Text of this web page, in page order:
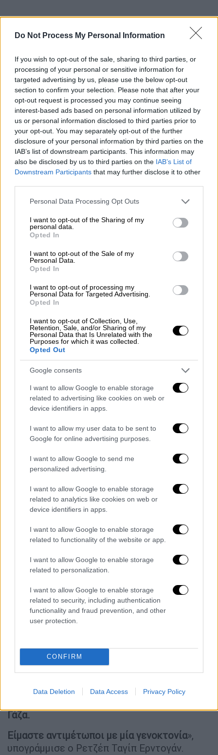
Do Not Process My Personal Information
If you wish to opt-out of the sale, sharing to third parties, or
processing of your personal or sensitive information for
targeted advertising by us, please use the below opt-out
section to confirm your selection. Please note that after your
opt-out request is processed you may continue seeing
interest-based ads based on personal information utilized by
us or personal information disclosed to third parties prior to
your opt-out. You may separately opt-out of the further
disclosure of your personal information by third parties on the
IAB’s list of downstream participants. This information may
also be disclosed by us to third parties on the IAB’s List of
Downstream Participants that may further disclose it to other
Please note that this website/app uses one or more Google
not limited to your visit or usage behaviour. You may click to
grant or deny consent to Google and its third-party tags to
use your data for below specified purposes in below Google
consent section.
Personal Data Processing Opt Outs
I want to opt-out of the Sharing of my
personal data.
Opted In
I want to opt-out of the Sale of my
Personal Data.
Opted In
I want to opt-out of processing my
Personal Data for Targeted Advertising.
Opted In
I want to opt-out of Collection, Use,
Retention, Sale, and/or Sharing of my
Personal Data that Is Unrelated with the
Purposes for which it was collected.
Opted Out
Google consents
I want to allow Google to enable storage
related to advertising like cookies on web or
device identifiers in apps.
I want to allow my user data to be sent to
Google for online advertising purposes.
I want to allow Google to send me
personalized advertising.
I want to allow Google to enable storage
related to analytics like cookies on web or
device identifiers in apps.
I want to allow Google to enable storage
related to functionality of the website or app.
I want to allow Google to enable storage
related to personalization.
I want to allow Google to enable storage
related to security, including authentication
functionality and fraud prevention, and other
user protection.
CONFIRM
Data Deletion Data Access Privacy Policy
Δυστυχώς, η Δύση, ιδίως η Αμερική,
εξακολουθεί να τα βλέπει ανάποδα. Ο
Νετανιάχου είναι τελειωμένος. Το όλο θέμα
είναι η στάση εκείνων που θα σταθούν στο
πλευρό των δικαίων. Μην είστε
διαφορετικοί το βράδυ και διαφορετικοί το
πρωί. Να είστε σαν την Τουρκία
Σύμφωνα με τον Ερντογάν, « ο στόχος του
κράτους-τρομοκράτη του Ισραήλ δεν είναι
ούτε η Γάζα ούτε η Παλαιστίνη. Ο στόχος
του Ισραήλ και της Δύσης πίσω από αυτό
είναι το Arz-? Mev'ud λόγω των
λόγο αυτό, βλέπουν όλους τους
μουσουλμάνους και όλους όσοι δεν είναι σαν
αυτούς ως Αμαλέκ και θέλουν να τους
καταστρέψουν.
Σκεφτείτε... Εκατοντάδες παιδιά πεθαίνουν
καθημερινά από βόμβες και κανένας από
αυτούς που μιλούν συνεχώς για ανθρώπινα
δικαιώματα και ελευθερίες, από την
Ευρωπαϊκή Ένωση μέχρι τις Ηνωμένες
Πολιτείες, δεν λέει λέξη
Είμαστε αντιμέτωποι με μία
Ο Τούρκος πρόεδρος ονόμασε «γενοκτονία»
αυτό που διαπράττεται στη Γάζα και
προειδοποίησε ότι η Τουρκία θα φροντίσει
να οδηγηθούν όλοι οι υπεύθυνοι μπροστά
Όλες οι λέξεις, συμπεριλαμβανομένου του
‘πολέμου’, δεν φτάνουν για να περιγράψουν
αυτό που παρακολουθούμε στη Γάζα εδώ και
ισραηλινής κυβέρνησης εναντίον αμάχων
στην ιστορία της ανθρωπότητας. Διότι ο
πόλεμος έχει και μια ηθική, έναν κώδικα
Όσοι χάνουν τα πάντα στο όνομα της ηθικής,
της συνείδησης και της τιμής δεν μπορούν
παρά να είναι νεκροί, όχι άνθρωποι. Κανείς
που αποκαλεί τον εαυτό του άνθρωπο δεν
Γάζα.
Είμαστε αντιμέτωποι με μία γενοκτονία»,
υπογράμμισε ο Ρετζέπ Ταγίπ Ερντογάν.